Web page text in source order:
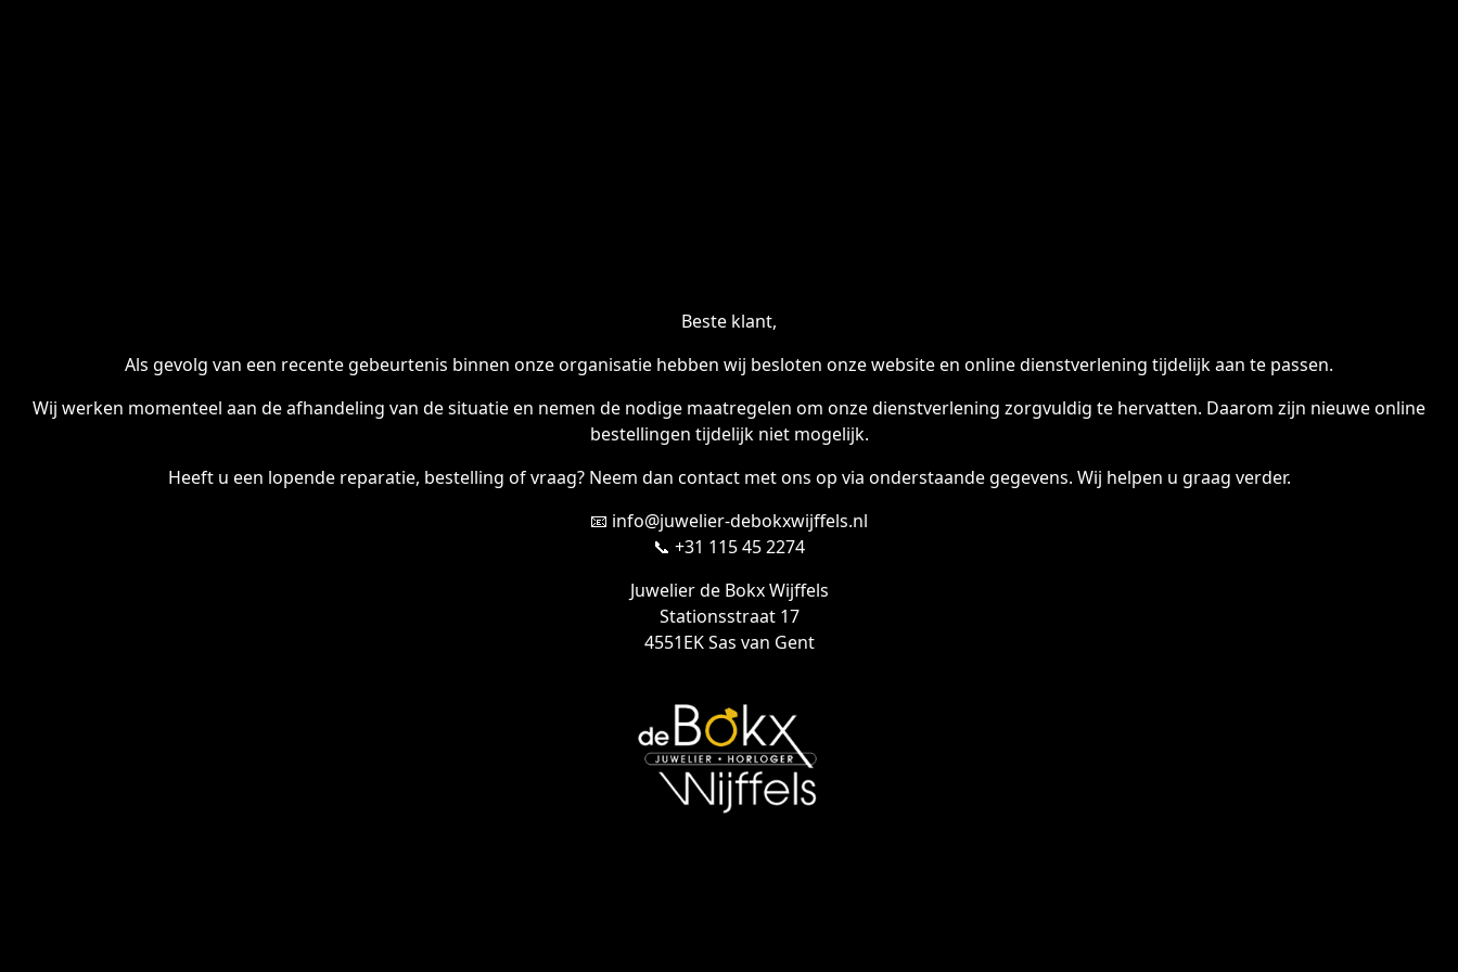
Beste klant,
Als gevolg van een recente gebeurtenis binnen onze organisatie hebben wij besloten onze website en online dienstverlening tijdelijk aan te passen.
Wij werken momenteel aan de afhandeling van de situatie en nemen de nodige maatregelen om onze dienstverlening zorgvuldig te hervatten. Daarom zijn nieuwe online
bestellingen tijdelijk niet mogelijk.
Heeft u een lopende reparatie, bestelling of vraag? Neem dan contact met ons op via onderstaande gegevens. Wij helpen u graag verder.
📧 info@juwelier-debokxwijffels.nl
📞 +31 115 45 2274
Juwelier de Bokx Wijffels
Stationsstraat 17
4551EK Sas van Gent